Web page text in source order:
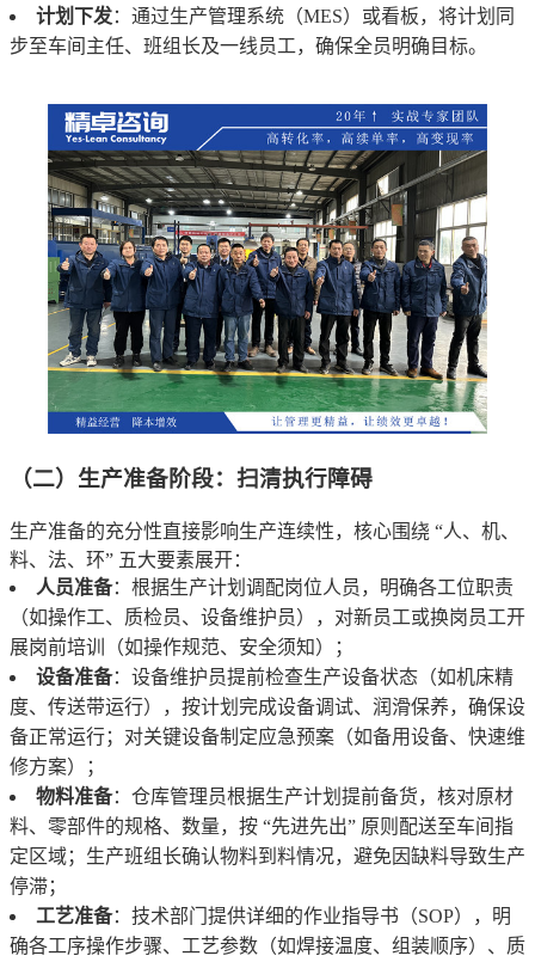
计划下发：通过生产管理系统（MES）或看板，将计划同
步至车间主任、班组长及一线员工，确保全员明确目标。
（二）生产准备阶段：扫清执行障碍
生产准备的充分性直接影响生产连续性，核心围绕 “人、机、
料、法、环” 五大要素展开：
人员准备：根据生产计划调配岗位人员，明确各工位职责
（如操作工、质检员、设备维护员），对新员工或换岗员工开
展岗前培训（如操作规范、安全须知）；
设备准备：设备维护员提前检查生产设备状态（如机床精
度、传送带运行），按计划完成设备调试、润滑保养，确保设
备正常运行；对关键设备制定应急预案（如备用设备、快速维
修方案）；
物料准备：仓库管理员根据生产计划提前备货，核对原材
料、零部件的规格、数量，按 “先进先出” 原则配送至车间指
定区域；生产班组长确认物料到料情况，避免因缺料导致生产
停滞；
工艺准备：技术部门提供详细的作业指导书（SOP），明
确各工序操作步骤、工艺参数（如焊接温度、组装顺序）、质